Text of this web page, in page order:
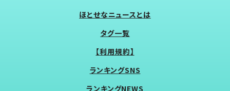
ほとせなニュースとは
タグ一覧
【利用規約】
ランキングSNS
ランキングNEWS